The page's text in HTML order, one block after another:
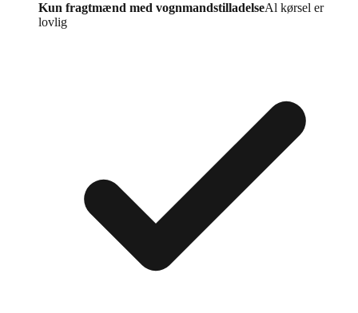
Kun fragtmænd med vognmandstilladelseAl kørsel er
lovlig